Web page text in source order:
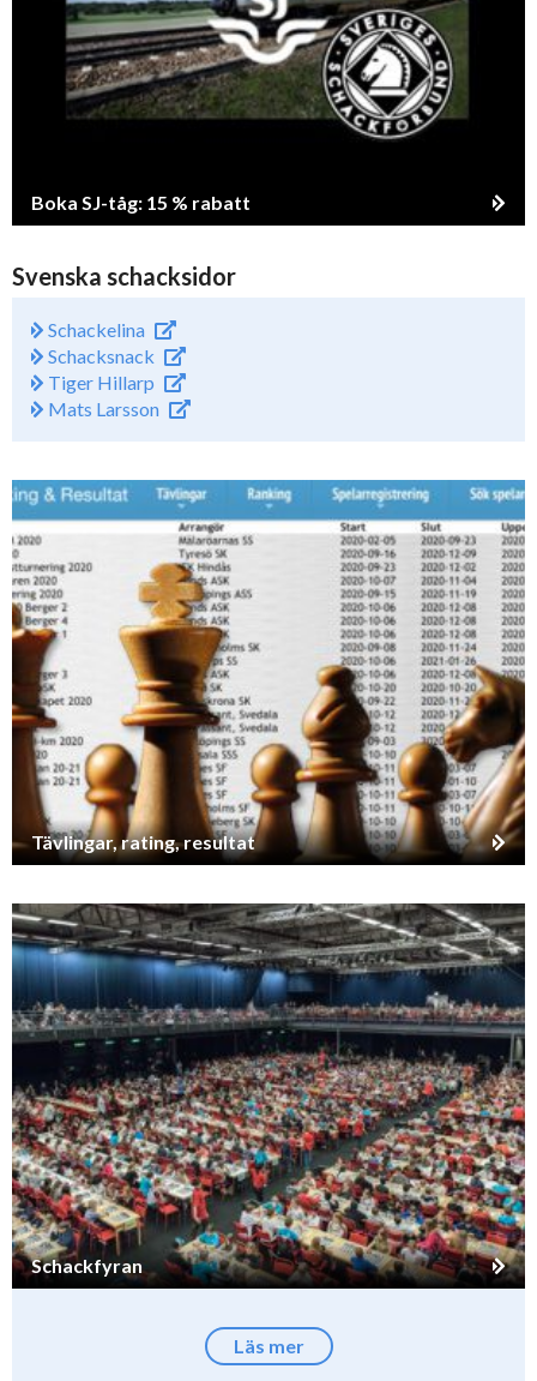
Boka SJ-tåg: 15 % rabatt
Svenska schacksidor
Schackelina
Schacksnack
Tiger Hillarp
Mats Larsson
Tävlingar, rating, resultat
Schackfyran
Läs mer